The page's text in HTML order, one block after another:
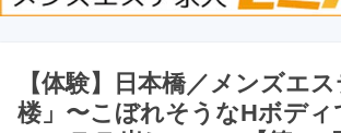
サ
ー
ジ
ポ
【体験】日本橋／メンズエ
楼」〜こぼれそうなHボディ